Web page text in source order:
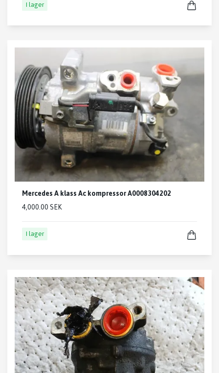
I lager
Mercedes A klass Ac kompressor A0008304202
4,000.00 SEK
I lager